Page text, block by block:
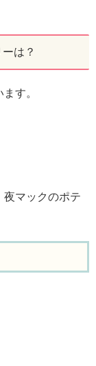
は？
す。
夜マックのポテ